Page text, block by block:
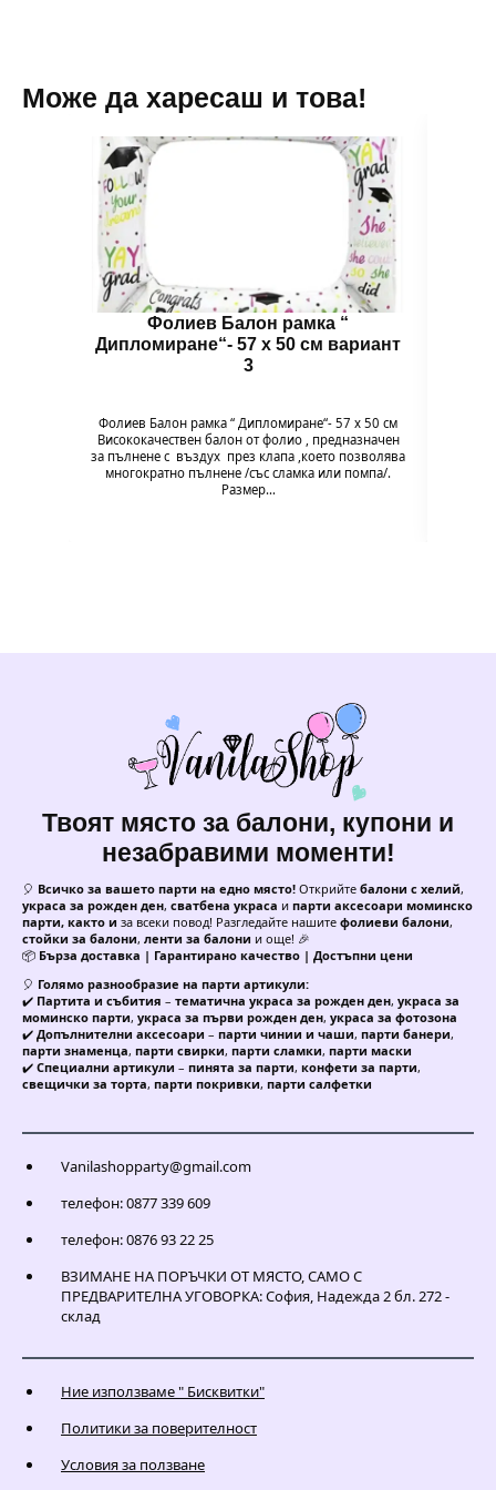
Може да харесаш и това!
Фолиев Балон рамка “
Дипломиране“- 57 х 50 см вариант
3
Фолиев Балон рамка “ Дипломиране“- 57 х 50 см
Висококачествен балон от фолио , предназначен
за пълнене с въздух през клапа ,което позволява
многократно пълнене /със сламка или помпа/.
Размер…
Твоят място за балони, купони и
незабравими моменти!
🎈 Всичко за вашето парти на едно място! Открийте балони с хелий,
украса за рожден ден, сватбена украса и парти аксесоари моминско
парти, както и за всеки повод! Разгледайте нашите фолиеви балони,
стойки за балони, ленти за балони и още! 🎉
📦 Бърза доставка | Гарантирано качество | Достъпни цени
🎈 Голямо разнообразие на парти артикули:
✔️ Партита и събития – тематична украса за рожден ден, украса за
моминско парти, украса за първи рожден ден, украса за фотозона
✔️ Допълнителни аксесоари – парти чинии и чаши, парти банери,
парти знаменца, парти свирки, парти сламки, парти маски
✔️ Специални артикули – пинята за парти, конфети за парти,
свещички за торта, парти покривки, парти салфетки
Vanilashopparty@gmail.com
телефон: 0877 339 609
телефон: 0876 93 22 25
ВЗИМАНЕ НА ПОРЪЧКИ ОТ МЯСТО, САМО С
ПРЕДВАРИТЕЛНА УГОВОРКА: София, Надежда 2 бл. 272 -
склад
Ние използваме " Бисквитки"
Политики за поверителност
Условия за ползване